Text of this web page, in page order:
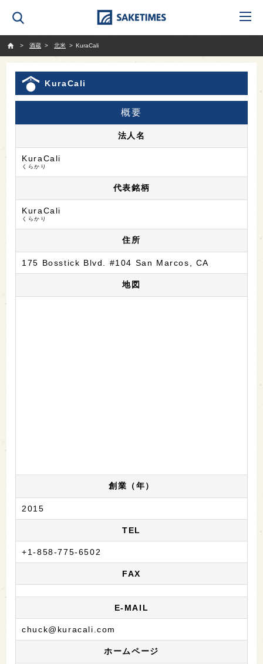
酒蔵
北米 KuraCali
KuraCali
概要
法人名
KuraCali
くらかり
代表銘柄
KuraCali
くらかり
住所
175 Bosstick Blvd. #104 San Marcos, CA
地図
創業（年）
2015
TEL
+1-858-775-6502
FAX
E-MAIL
chuck@kuracali.com
ホームページ